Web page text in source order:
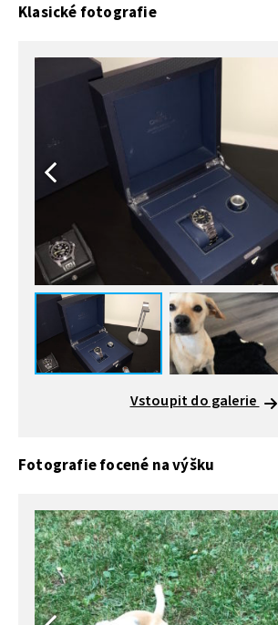
Klasické fotografie
Vstoupit do galerie
Fotografie focené na výšku